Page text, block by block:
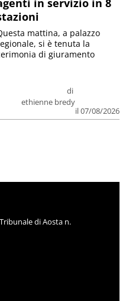
in servizio in 8
di
ethienne bredy
il 07/08/2026
mattina, a palazzo
si è tenuta la
di giuramento
di Aosta n.